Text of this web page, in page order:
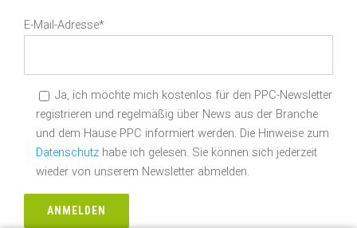
E-Mail-Adresse*
Ja, ich möchte mich kostenlos für den PPC-Newsletter
registrieren und regelmäßig über News aus der Branche
und dem Hause PPC informiert werden. Die Hinweise zum
Datenschutzhabe ich gelesen. Sie können sich jederzeit
wieder von unserem Newsletter abmelden.